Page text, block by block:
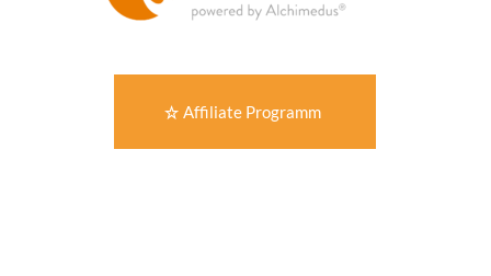
Affiliate Programm